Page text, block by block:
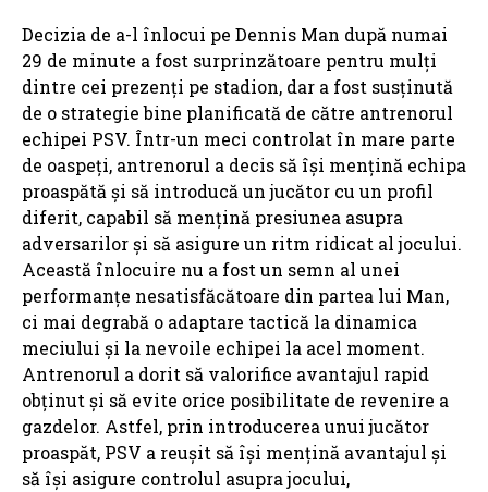
Decizia de a-l înlocui pe Dennis Man după numai
29 de minute a fost surprinzătoare pentru mulți
dintre cei prezenți pe stadion, dar a fost susținută
de o strategie bine planificată de către antrenorul
echipei PSV. Într-un meci controlat în mare parte
de oaspeți, antrenorul a decis să își mențină echipa
proaspătă și să introducă un jucător cu un profil
diferit, capabil să mențină presiunea asupra
adversarilor și să asigure un ritm ridicat al jocului.
Această înlocuire nu a fost un semn al unei
performanțe nesatisfăcătoare din partea lui Man,
ci mai degrabă o adaptare tactică la dinamica
meciului și la nevoile echipei la acel moment.
Antrenorul a dorit să valorifice avantajul rapid
obținut și să evite orice posibilitate de revenire a
gazdelor. Astfel, prin introducerea unui jucător
proaspăt, PSV a reușit să își mențină avantajul și
să își asigure controlul asupra jocului,